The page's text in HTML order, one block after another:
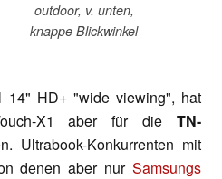
outdoor, v. unten,
knappe Blickwinkel
14" HD+ "wide viewing", hat
X1 aber für die TN-
Ultrabook-Konkurrenten mit
denen aber nur Samsungs